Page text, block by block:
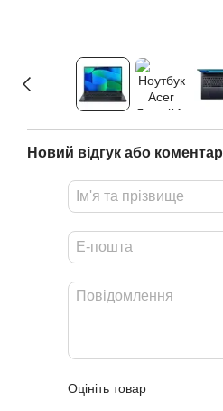
Новий відгук або коментар
Оцініть товар